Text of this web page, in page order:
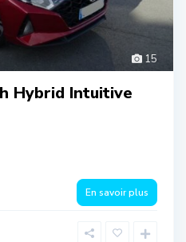
15
Hybrid Intuitive
En savoir plus